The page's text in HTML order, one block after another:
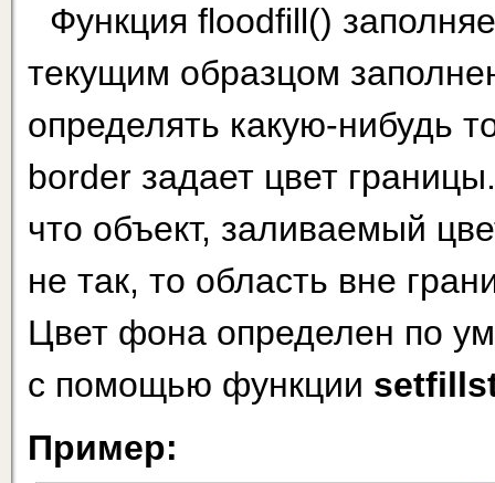
Функция floodfill()
текущим образцом
определять какую-нибудь
border задает цвет
что объект, заливаемый
не так, то область вне
Цвет фона определен по
с помощью функции
Пример: